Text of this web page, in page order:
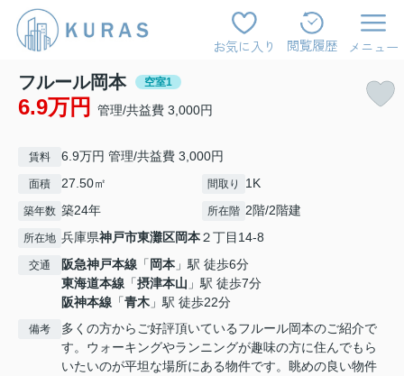
お気に入り 閲覧履歴 メニュー
フルール岡本 空室1
6.9万円 管理/共益費 3,000円
賃料 6.9万円 管理/共益費 3,000円
面積 27.50㎡ 間取り 1K
築年数 築24年 所在階 2階/2階建
所在地 兵庫県神戸市東灘区岡本２丁目14-8
交通 阪急神戸本線 「 岡本 」駅 徒歩6分
東海道本線 「摂津本山 」駅 徒歩7分
阪神本線 「青木 」駅 徒歩22分
備考
多くの方からご好評頂いているフルール岡本のご紹介で
す。ウォーキングやランニングが趣味の方に住んでもら
いたいのが平坦な場所にある物件です。眺めの良い物件